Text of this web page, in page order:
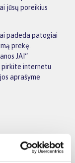
jūsų poreikius
padeda patogiai
prekę.
JAI“
pirkite internetu
aprašyme
prekes